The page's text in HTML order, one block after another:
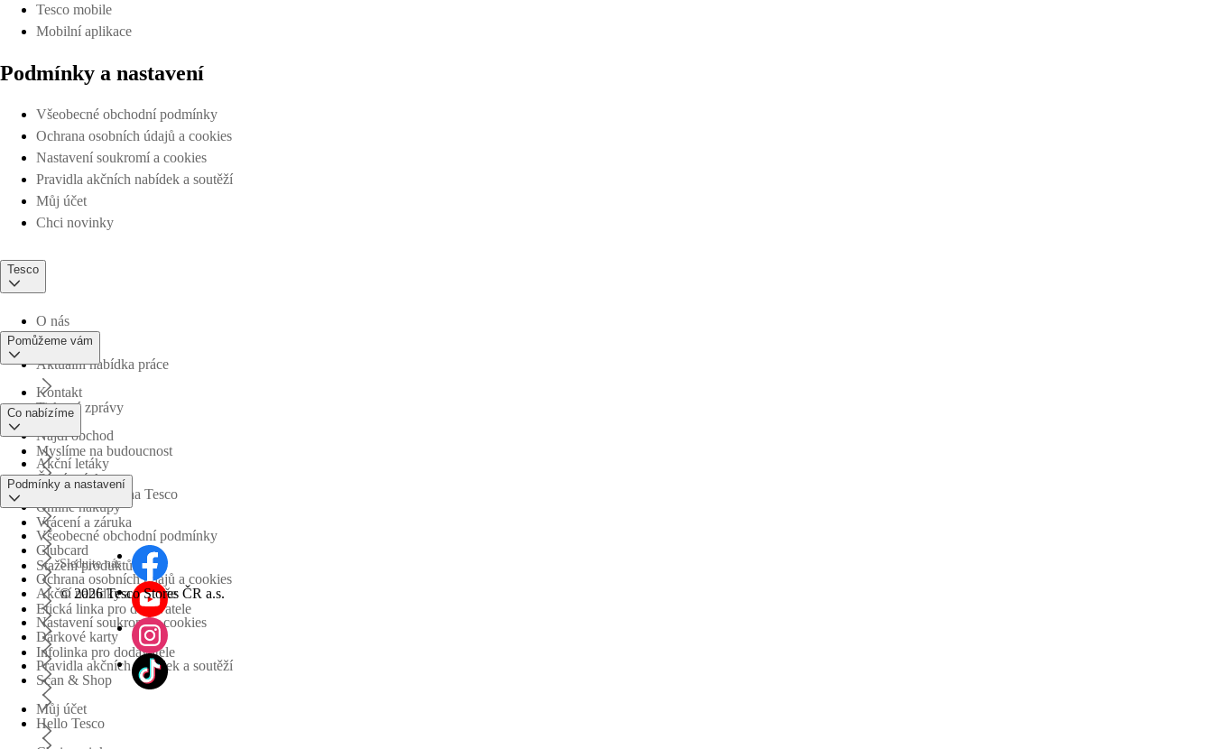
Tesco mobile
Mobilní aplikace
Podmínky a nastavení
Všeobecné obchodní podmínky
Ochrana osobních údajů a cookies
Nastavení soukromí a cookies
Pravidla akčních nabídek a soutěží
Můj účet
Chci novinky
Tesco
O nás
Aktuální nabídka práce
Tiskové zprávy
Myslíme na budoucnost
Obchodní skupina Tesco
Pomůžeme vám
Kontakt
Najdi obchod
Časté otázky
Vrácení a záruka
Stažení produktů
Etická linka pro dodavatele
Infolinka pro dodavatele
Co nabízíme
Akční letáky
Online nákupy
Clubcard
Akční nabídky a soutěže
Dárkové karty
Scan & Shop
Hello Tesco
Podmínky a nastavení
Všeobecné obchodní podmínky
Ochrana osobních údajů a cookies
Nastavení soukromí a cookies
Pravidla akčních nabídek a soutěží
Můj účet
Sledujte nás
© 2026 Tesco Stores ČR a.s.